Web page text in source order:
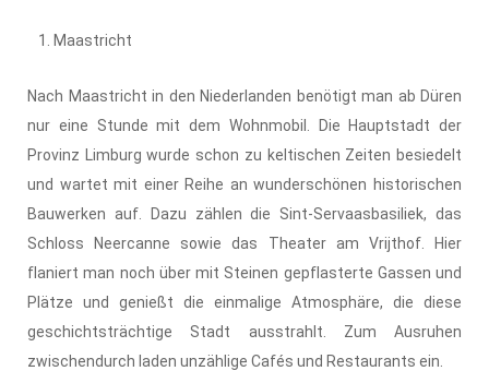
Maastricht
Nach Maastricht in den Niederlanden benötigt man ab Düren
nur eine Stunde mit dem Wohnmobil. Die Hauptstadt der
Provinz Limburg wurde schon zu keltischen Zeiten besiedelt
und wartet mit einer Reihe an wunderschönen historischen
Bauwerken auf. Dazu zählen die Sint-Servaasbasiliek, das
Schloss Neercanne sowie das Theater am Vrijthof. Hier
flaniert man noch über mit Steinen gepflasterte Gassen und
Plätze und genießt die einmalige Atmosphäre, die diese
geschichtsträchtige Stadt ausstrahlt. Zum Ausruhen
zwischendurch laden unzählige Cafés und Restaurants ein.